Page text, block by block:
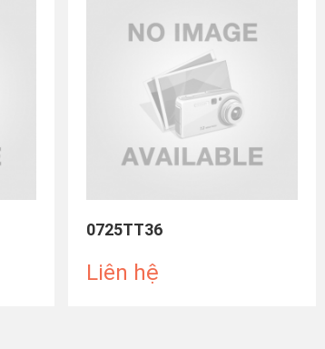
0725TT36
Liên hệ